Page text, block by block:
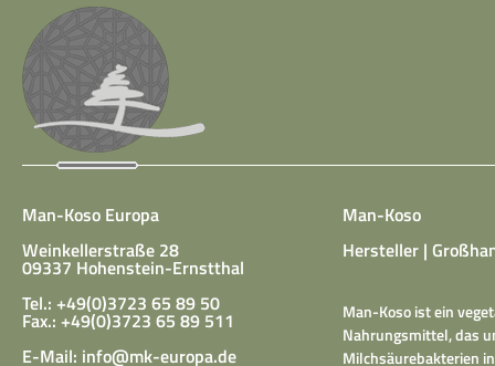
Man-Koso Europa
Weinkellerstraße 28
09337 Hohenstein-Ernstthal
Tel.: +49(0)3723 65 89 50
Fax.: +49(0)3723 65 89 511
E-Mail: info@mk-europa.de
Man-Koso
Hersteller |
Man-Koso ist ein
Nahrungsmittel, das
Milchsäurebakterien